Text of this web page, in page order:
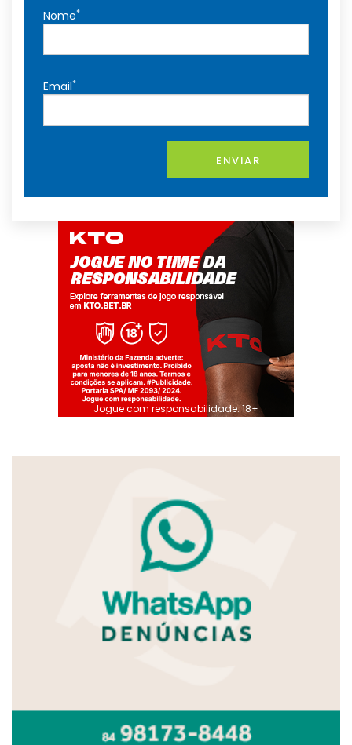
Nome*
Email*
ENVIAR
Jogue com responsabilidade. 18+